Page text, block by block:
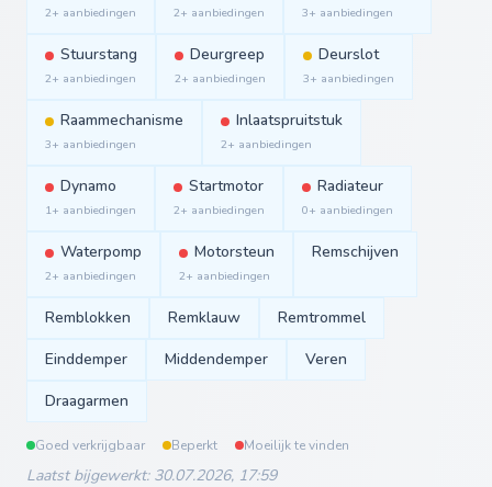
2+ aanbiedingen 2+ aanbiedingen 3+ aanbiedingen
Stuurstang
2+ aanbiedingen
Deurgreep
2+ aanbiedingen
Deurslot
3+ aanbiedingen
Raammechanisme
3+ aanbiedingen
Inlaatspruitstuk
2+ aanbiedingen
Dynamo
1+ aanbiedingen
Startmotor
2+ aanbiedingen
Radiateur
0+ aanbiedingen
Waterpomp
2+ aanbiedingen
Motorsteun
2+ aanbiedingen
Remschijven
Remblokken Remklauw
Remtrommel
Einddemper
Middendemper
Veren
Draagarmen
Goed verkrijgbaar Beperkt Moeilijk te vinden
Laatst bijgewerkt: 30.07.2026, 17:59